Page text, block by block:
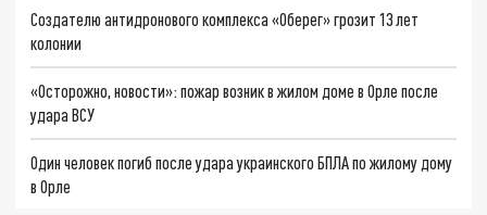
Создателю антидронового комплекса «Оберег» грозит 13 лет
колонии
«Осторожно, новости»: пожар возник в жилом доме в Орле после
удара ВСУ
Один человек погиб после удара украинского БПЛА по жилому дому
в Орле